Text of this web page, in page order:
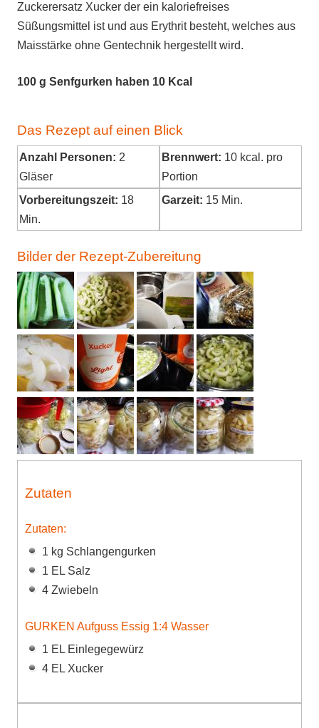
Zuckerersatz Xucker der ein kaloriefreises
Süßungsmittel ist und aus Erythrit besteht, welches aus
Maisstärke ohne Gentechnik hergestellt wird.
100 g Senfgurken haben 10 Kcal
Das Rezept auf einen Blick
Anzahl Personen: 2
Gläser
Brennwert: 10 kcal. pro
Portion
Vorbereitungszeit: 18
Min.
Garzeit: 15 Min.
Bilder der Rezept-Zubereitung
Zutaten
Zutaten:
1 kg Schlangengurken
1 EL Salz
4 Zwiebeln
GURKEN Aufguss Essig 1:4 Wasser
1 EL Einlegegewürz
4 EL Xucker